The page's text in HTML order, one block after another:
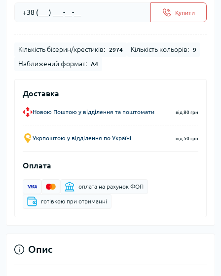
Купити
Кількість бісерин/хрестиків: 2974 Кількість кольорів: 9
Наближений формат: А4
Доставка
Новою Поштою у відділення та поштомати від 80 грн
Укрпоштою у відділення по Україні від 50 грн
Оплата
оплата на рахунок ФОП
готівкою при отриманні
Опис